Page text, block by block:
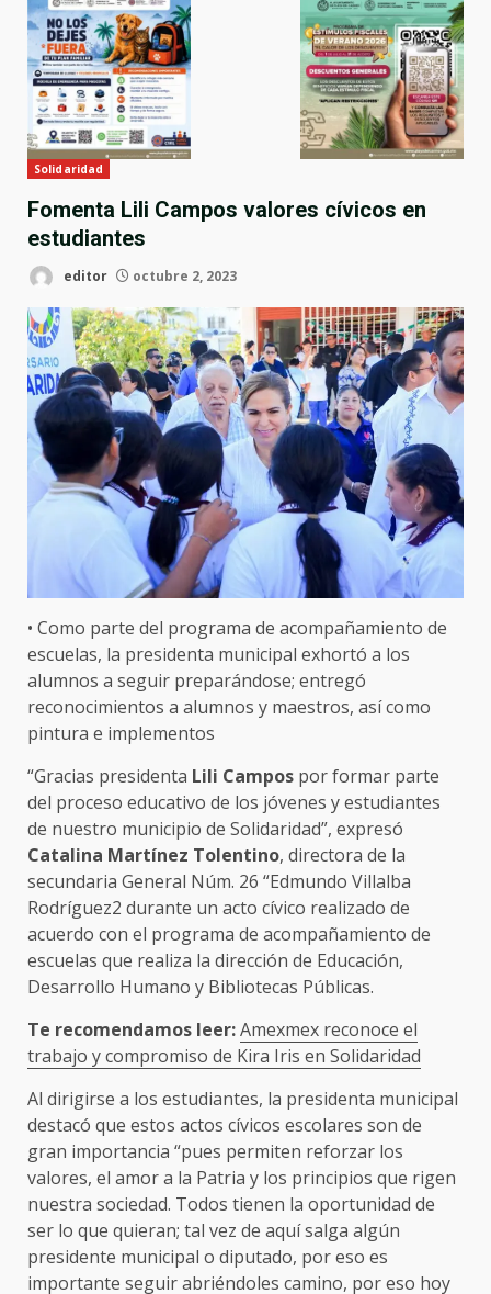
Solidaridad
Fomenta Lili Campos valores cívicos en
estudiantes
editor octubre 2, 2023
• Como parte del programa de acompañamiento de
escuelas, la presidenta municipal exhortó a los
alumnos a seguir preparándose; entregó
reconocimientos a alumnos y maestros, así como
pintura e implementos
“Gracias presidenta Lili Campos por formar parte
del proceso educativo de los jóvenes y estudiantes
de nuestro municipio de Solidaridad”, expresó
Catalina Martínez Tolentino, directora de la
secundaria General Núm. 26 “Edmundo Villalba
Rodríguez2 durante un acto cívico realizado de
acuerdo con el programa de acompañamiento de
escuelas que realiza la dirección de Educación,
Desarrollo Humano y Bibliotecas Públicas.
Te recomendamos leer:Amexmex reconoce el
trabajo y compromiso de Kira Iris en Solidaridad
Al dirigirse a los estudiantes, la presidenta municipal
destacó que estos actos cívicos escolares son de
gran importancia “pues permiten reforzar los
valores, el amor a la Patria y los principios que rigen
nuestra sociedad. Todos tienen la oportunidad de
ser lo que quieran; tal vez de aquí salga algún
presidente municipal o diputado, por eso es
importante seguir abriéndoles camino, por eso hoy